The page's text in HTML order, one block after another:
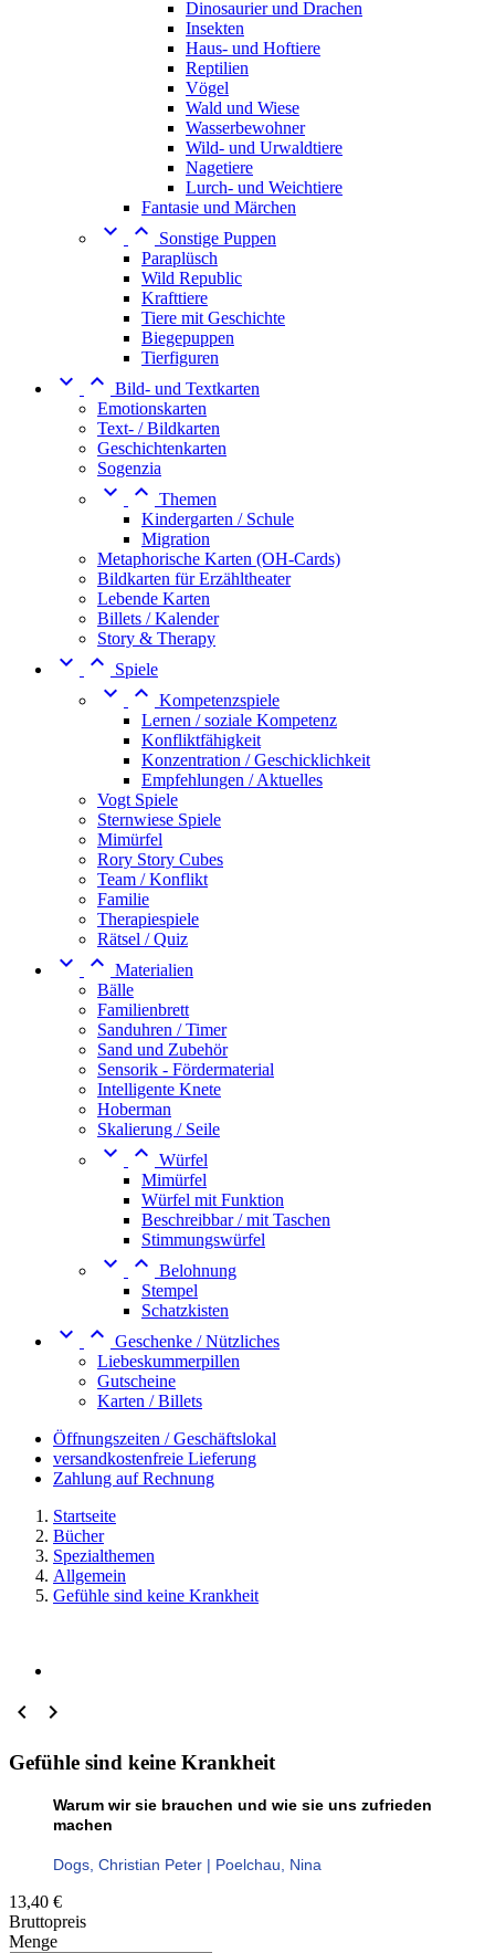
Dinosaurier und Drachen
Insekten
Haus- und Hoftiere
Reptilien
Vögel
Wald und Wiese
Wasserbewohner
Wild- und Urwaldtiere
Nagetiere
Lurch- und Weichtiere
Fantasie und Märchen
 
Sonstige Puppen
Paraplüsch
Wild Republic
Krafttiere
Tiere mit Geschichte
Biegepuppen
Tierfiguren
  Bild- und Textkarten
Emotionskarten
Text- / Bildkarten
Geschichtenkarten
Sogenzia
  Themen
Kindergarten / Schule
Migration
Metaphorische Karten (OH-Cards)
Bildkarten für Erzähltheater
Lebende Karten
Billets / Kalender
Story & Therapy
  Spiele
  Kompetenzspiele
Lernen / soziale Kompetenz
Konfliktfähigkeit
Konzentration / Geschicklichkeit
Empfehlungen / Aktuelles
Vogt Spiele
Sternwiese Spiele
Mimürfel
Rory Story Cubes
Team / Konflikt
Familie
Therapiespiele
Rätsel / Quiz
  Materialien
Bälle
Familienbrett
Sanduhren / Timer
Sand und Zubehör
Sensorik - Fördermaterial
Intelligente Knete
Hoberman
Skalierung / Seile
  Würfel
Mimürfel
Würfel mit Funktion
Beschreibbar / mit Taschen
Stimmungswürfel
  Belohnung
Stempel
Schatzkisten
  Geschenke / Nützliches
Liebeskummerpillen
Gutscheine
Karten / Billets
Öffnungszeiten / Geschäftslokal
versandkostenfreie Lieferung
Zahlung auf Rechnung
Startseite
Bücher
Spezialthemen
Allgemein
Gefühle sind keine Krankheit
 
Gefühle sind keine Krankheit
Warum wir sie brauchen und wie sie uns zufrieden
machen
Dogs, Christian Peter | Poelchau, Nina
13,40 €
Bruttopreis
Menge